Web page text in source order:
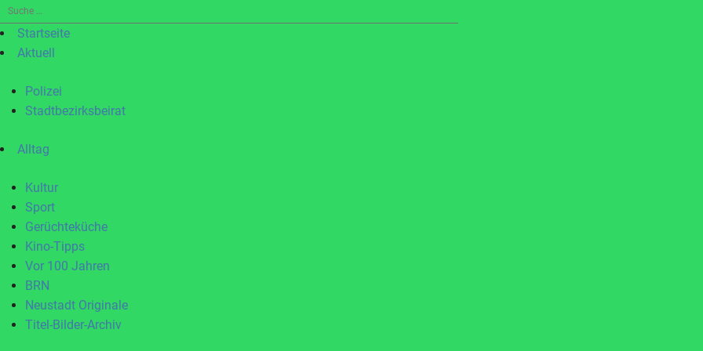
Suche
nach:Startseite
Aktuell
Polizei
Stadtbezirksbeirat
Alltag
Kultur
Sport
Gerüchteküche
Kino-Tipps
Vor 100 Jahren
BRN
Neustadt Originale
Titel-Bilder-Archiv